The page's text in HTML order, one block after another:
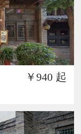
￥940 起